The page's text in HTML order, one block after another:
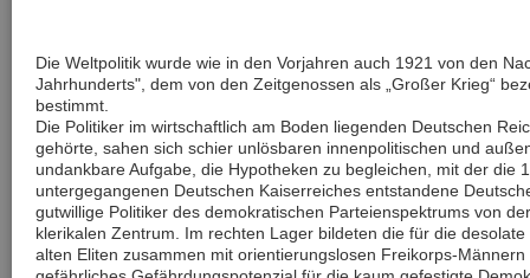
Die Weltpolitik wurde wie in den Vorjahren auch 1921 von den
Jahrhunderts", dem von den Zeitgenossen als „Großer Krieg“
bestimmt.
Die Politiker im wirtschaftlich am Boden liegenden Deutschen
gehörte, sahen sich schier unlösbaren innenpolitischen und
undankbare Aufgabe, die Hypotheken zu begleichen, mit der die
untergegangenen Deutschen Kaiserreiches entstandene
gutwillige Politiker des demokratischen Parteienspektrums von
klerikalen Zentrum. Im rechten Lager bildeten die für die
alten Eliten zusammen mit orientierungslosen Freikorps-